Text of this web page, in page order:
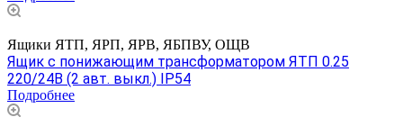
Ящики ЯТП, ЯРП, ЯРВ, ЯБПВУ, ОЩВ
Ящик с понижающим трансформатором ЯТП 0.25
220/24В (2 авт. выкл.) IP54
Подробнее